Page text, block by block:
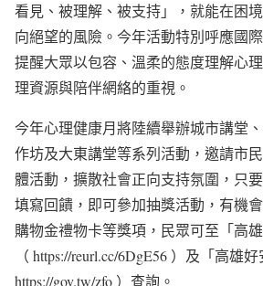
看見、被理解、被支持」，就能在困
向絕望的風險。今年活動特別呼應國
提醒大眾以包容、溫柔的態度理解心
理資源與陪伴網絡的重視。
今年心理健康月將陸續舉辦城市講堂
作坊及大東講堂等系列活動，邀請市
體活動，擴散社會正向支持氛圍，只
填寫回饋，即可參加抽獎活動，有機
購物金禮物卡等獎項，民眾可至「高
（ https://reurl.cc/6DgE56 ）及「高雄
https://gov.tw/zfo ）查詢。